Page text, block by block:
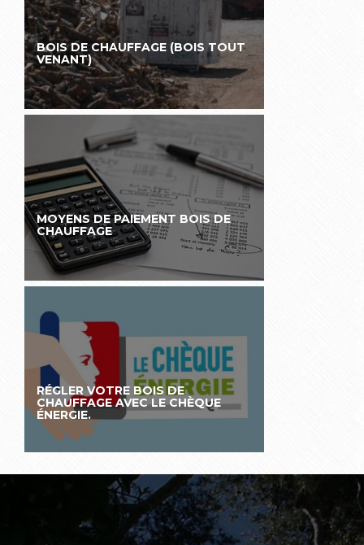
BOIS DE CHAUFFAGE (BOIS TOUT
VENANT)
MOYENS DE PAIEMENT BOIS DE
CHAUFFAGE
RÉGLER VOTRE BOIS DE
CHAUFFAGE AVEC LE CHÈQUE
ÉNERGIE.